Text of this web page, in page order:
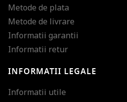
Metode de plata
Metode de livrare
Informatii garantii
Informatii retur
INFORMATII LEGALE
Informatii utile